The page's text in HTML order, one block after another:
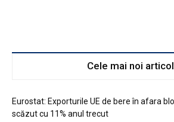
Cele mai noi
Eurostat: Exporturile UE de bere în afara
scăzut cu 11% anul trecut